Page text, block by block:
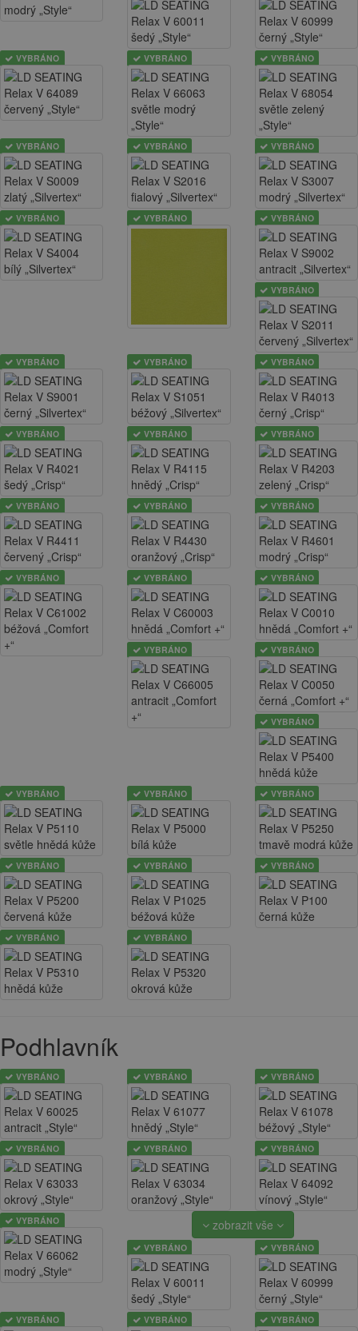
VYBRÁNO VYBRÁNO VYBRÁNO
VYBRÁNO VYBRÁNO VYBRÁNO
VYBRÁNO VYBRÁNO VYBRÁNO
VYBRÁNO
VYBRÁNO VYBRÁNO VYBRÁNO
VYBRÁNO VYBRÁNO VYBRÁNO
VYBRÁNO VYBRÁNO VYBRÁNO
VYBRÁNO VYBRÁNO VYBRÁNO
VYBRÁNO VYBRÁNO
VYBRÁNO
VYBRÁNO VYBRÁNO VYBRÁNO
VYBRÁNO VYBRÁNO VYBRÁNO
VYBRÁNO VYBRÁNO
Podhlavník
VYBRÁNO VYBRÁNO VYBRÁNO
VYBRÁNO VYBRÁNO VYBRÁNO
VYBRÁNO zobrazit vše
VYBRÁNO VYBRÁNO
VYBRÁNO VYBRÁNO VYBRÁNO